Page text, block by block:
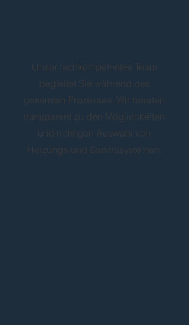
Unser fachkompetentes Team
begleitet Sie während des
gesamten Prozesses. Wir beraten
transparent zu den Möglichkeiten
und richtigen Auswahl von
Heizungs-und Saniträsystemen.